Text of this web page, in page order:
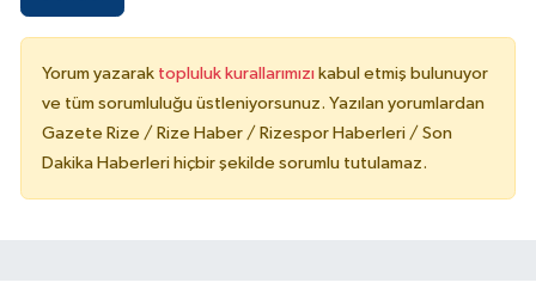
Yorum yazarak topluluk kurallarımızı kabul etmiş bulunuyor
ve tüm sorumluluğu üstleniyorsunuz. Yazılan yorumlardan
Gazete Rize / Rize Haber / Rizespor Haberleri / Son
Dakika Haberleri hiçbir şekilde sorumlu tutulamaz.